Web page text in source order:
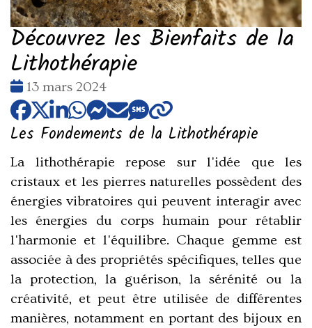
Découvrez les Bienfaits de la
Lithothérapie
Date
:
13 mars 2024
Les Fondements de la Lithothérapie
La lithothérapie repose sur l'idée que les
cristaux et les pierres naturelles possèdent des
énergies vibratoires qui peuvent interagir avec
les énergies du corps humain pour rétablir
l'harmonie et l'équilibre. Chaque gemme est
associée à des propriétés spécifiques, telles que
la protection, la guérison, la sérénité ou la
créativité, et peut être utilisée de différentes
manières, notamment en portant des bijoux en